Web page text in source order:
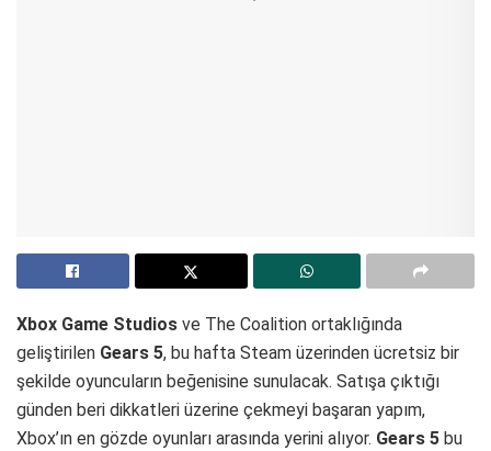
Xbox Game Studios ve The Coalition ortaklığında
geliştirilen Gears 5, bu hafta Steam üzerinden ücretsiz bir
şekilde oyuncuların beğenisine sunulacak. Satışa çıktığı
günden beri dikkatleri üzerine çekmeyi başaran yapım,
Xbox’ın en gözde oyunları arasında yerini alıyor. Gears 5 bu